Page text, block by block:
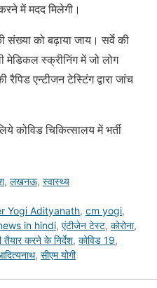
में मदद मिलेगी।
संख्या को बढ़ाया जाय। सर्वे की
मेडिकल स्क्रीनिंग में जो लोग
एन्टीजन टेस्टिंग द्वारा जांच
कोविड चिकित्सालय में भर्ती
, लखनऊ, स्वास्थ्य
Yogi Adityanath, cm yogi,
in hindi, एंटीजेन टेस्ट, कोरोना,
तैयार करने के निर्देश, कोविड 19,
, सीएम योगी